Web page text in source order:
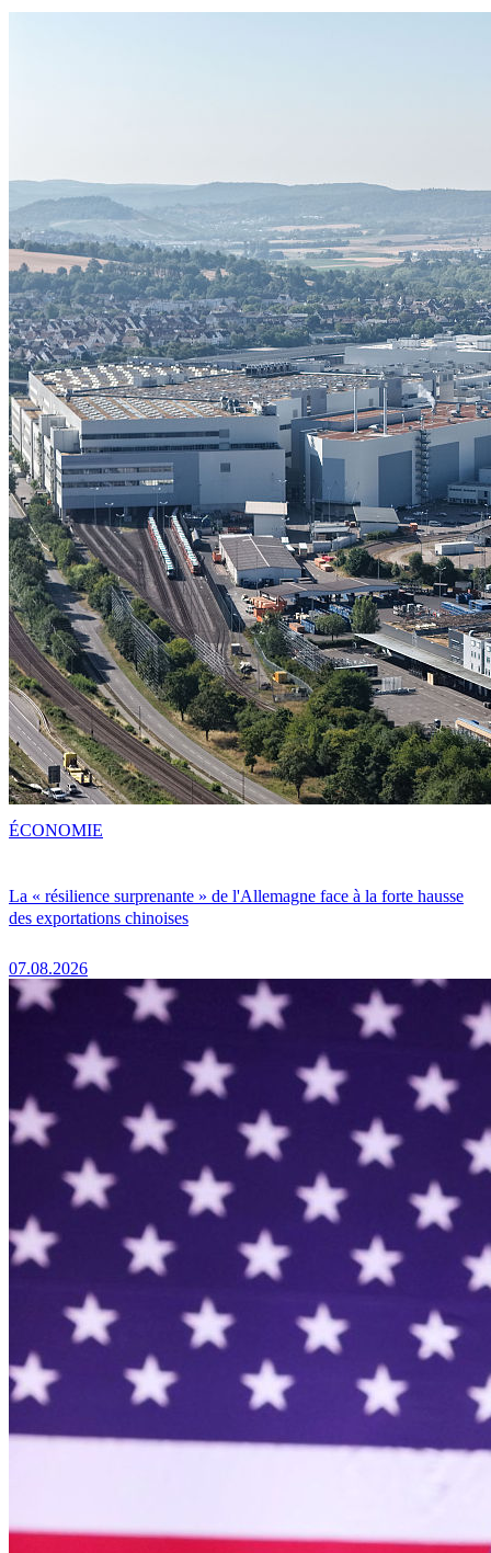
La « résilience surprenante » de l'Allemagne face à la forte hausse
des exportations chinoises
07.08.2026
ÉCONOMIE